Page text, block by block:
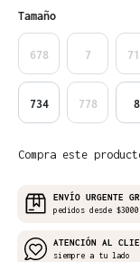
Seleccione
Tamaño
678 7
734 778 8
Compra este
ENVÍO URGENTE
pedidos desde $3000
ATENCIÓN AL
siempre a tu lado